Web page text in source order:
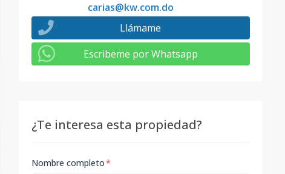
carias@kw.com.do
Llámame
Escribeme por Whatsapp
¿Te interesa esta propiedad?
Nombre completo*